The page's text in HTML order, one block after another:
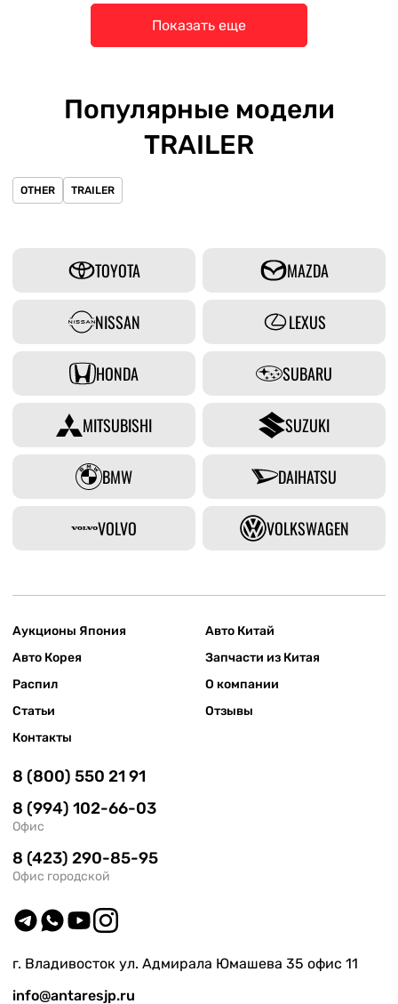
Показать еще
Популярные модели
TRAILER
OTHER TRAILER
TOYOTA MAZDA
NISSAN LEXUS
HONDA SUBARU
MITSUBISHI SUZUKI
BMW DAIHATSU
VOLVO VOLKSWAGEN
Аукционы Япония
Авто Китай
Авто Корея
Запчасти из Китая
Распил
О компании
Статьи
Отзывы
Контакты
8 (800) 550 21 91
8 (994) 102-66-03
Офис
8 (423) 290-85-95
Офис городской
г. Владивосток ул. Адмирала Юмашева 35 офис 11
info@antaresjp.ru